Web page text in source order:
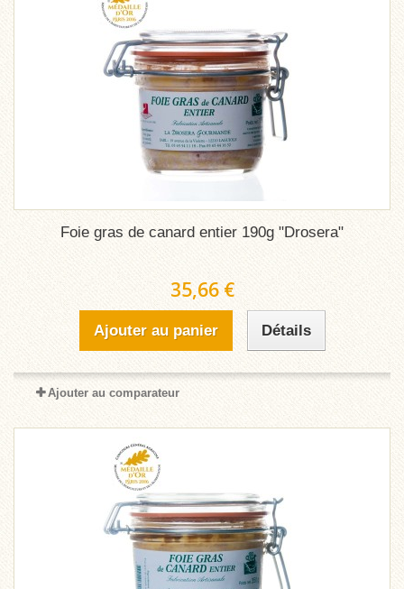
Foie gras de canard entier 190g "Drosera"
35,66 €
Ajouter au panier Détails
Ajouter au comparateur